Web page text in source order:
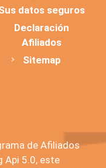
datos seguros
Declaración
Afiliados
Sitemap
de Afiliados
Api 5.0, este